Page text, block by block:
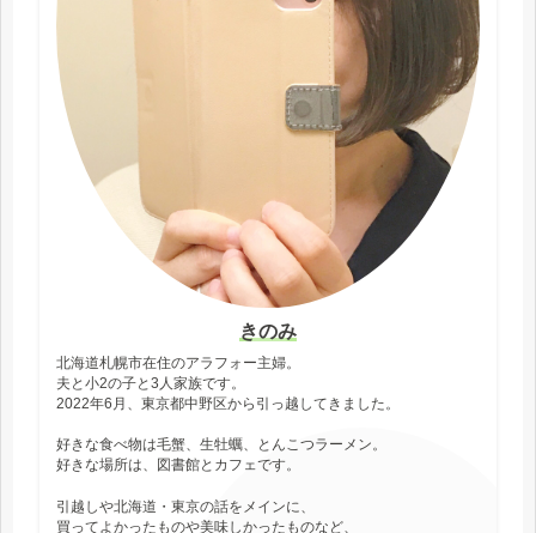
きのみ
北海道札幌市在住のアラフォー主婦。
夫と小2の子と3人家族です。
2022年6月、東京都中野区から引っ越してきました。
好きな食べ物は毛蟹、生牡蠣、とんこつラーメン。
好きな場所は、図書館とカフェです。
引越しや北海道・東京の話をメインに、
買ってよかったものや美味しかったものなど、